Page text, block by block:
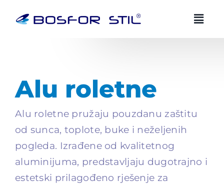
BOSFOR STIL AI savjetnik
Zdravo! Ja sam Bosfor Stil AI savjetnik.
Kako vam mogu pomoci?
10:07
Alu roletne
Alu roletne pružaju pouzdanu zaštitu
od sunca, toplote, buke i neželjenih
pogleda. Izrađene od kvalitetnog
aluminijuma, predstavljaju dugotrajno i
estetski prilagođeno rješenje za